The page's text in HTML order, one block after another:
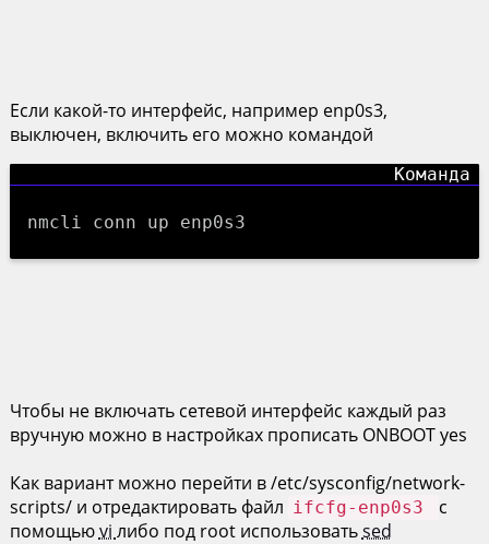
Если какой-то интерфейс, например enp0s3,
выключен, включить его можно командой
nmcli conn up enp0s3
Чтобы не включать сетевой интерфейс каждый раз
вручную можно в настройках прописать ONBOOT yes
Как вариант можно перейти в /etc/sysconfig/network-
scripts/ и отредактировать файл ifcfg-enp0s3
с
помощьюvi либо под root использоватьsed